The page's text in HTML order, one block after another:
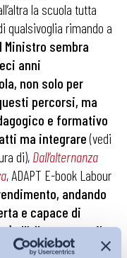
la scuola tutta
qualsivoglia rimando a
Ministro sembra
anni
non solo per
percorsi, ma
e formativo
ma integrare(vedi
di), Dall’alternanza
, ADAPT E-book Labour
andando
e capace di
all’alleanza con il
valore